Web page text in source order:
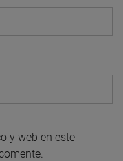
y web en este